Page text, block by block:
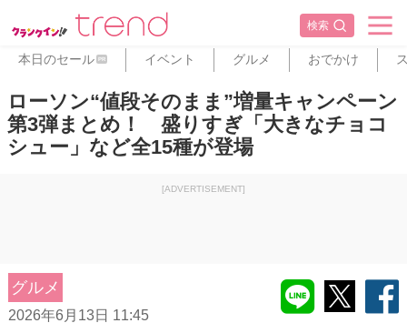
検索
本日のセール PR イベント グルメ おでかけ
ローソン“値段そのまま”増量キャンペーン
第3弾まとめ！ 盛りすぎ「大きなチョコ
シュー」など全15種が登場
[ADVERTISEMENT]
グルメ
2026年6月13日 11:45